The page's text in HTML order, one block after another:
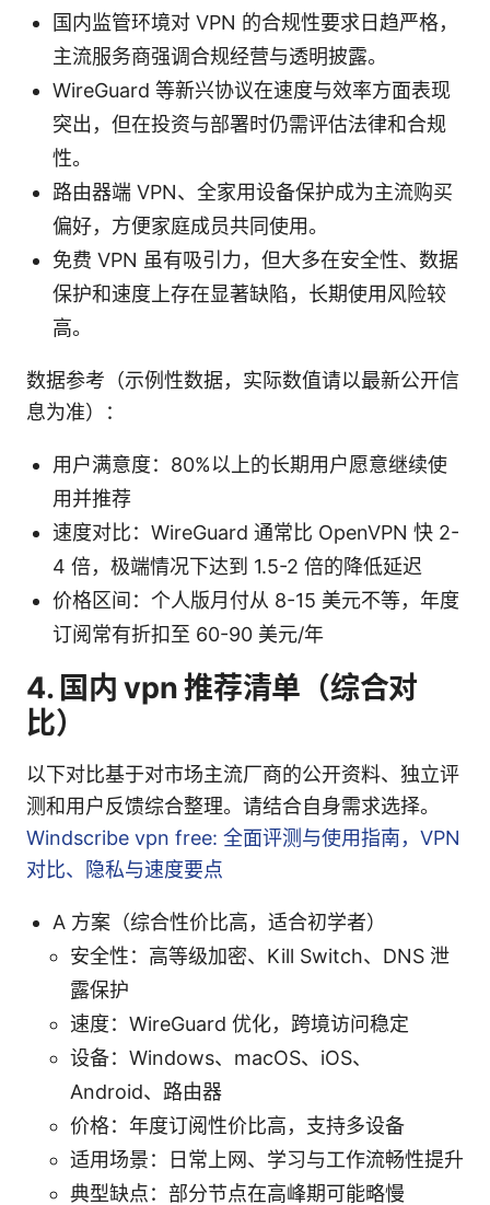
国内监管环境对 VPN 的合规性要求日趋严格，
主流服务商强调合规经营与透明披露。
WireGuard 等新兴协议在速度与效率方面表现
突出，但在投资与部署时仍需评估法律和合规
性。
路由器端 VPN、全家用设备保护成为主流购买
偏好，方便家庭成员共同使用。
免费 VPN 虽有吸引力，但大多在安全性、数据
保护和速度上存在显著缺陷，长期使用风险较
高。
数据参考（示例性数据，实际数值请以最新公开信
息为准）：
用户满意度：80%以上的长期用户愿意继续使
用并推荐
速度对比：WireGuard 通常比 OpenVPN 快 2-
4 倍，极端情况下达到 1.5-2 倍的降低延迟
价格区间：个人版月付从 8-15 美元不等，年度
订阅常有折扣至 60-90 美元/年
4. 国内 vpn 推荐清单（综合对
比）
以下对比基于对市场主流厂商的公开资料、独立评
测和用户反馈综合整理。请结合自身需求选择。
Windscribe vpn free: 全面评测与使用指南，VPN
对比、隐私与速度要点
A 方案（综合性价比高，适合初学者）
安全性：高等级加密、Kill Switch、DNS 泄
露保护
速度：WireGuard 优化，跨境访问稳定
设备：Windows、macOS、iOS、
Android、路由器
价格：年度订阅性价比高，支持多设备
适用场景：日常上网、学习与工作流畅性提升
典型缺点：部分节点在高峰期可能略慢